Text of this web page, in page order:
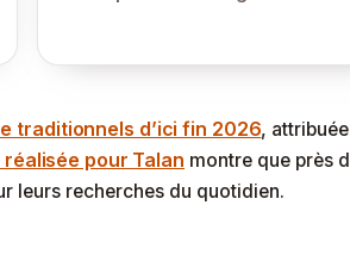
traditionnels d’ici fin 2026, attribuée
réalisée pour Talan montre que près
leurs recherches du quotidien.